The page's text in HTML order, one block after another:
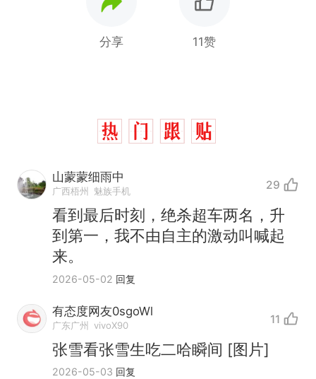
分享 11赞
山蒙蒙细雨中
广西梧州 魅族手机 29
看到最后时刻，绝杀超车两名，升
到第一，我不由自主的激动叫喊起
来。
2026-05-02 回复
有态度网友0sgoWl
广东广州 vivoX90 11
张雪看张雪生吃二哈瞬间 [图片]
2026-05-03 回复